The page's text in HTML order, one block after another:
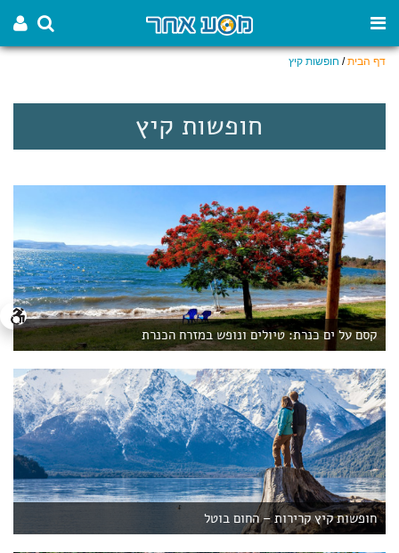
דף הבית/ חופשות קיץ
חופשות קיץ
קסם על ים כנרת: טיולים ונופש במזרח הכנרת
חופשות קיץ קרירות – החום בוטל